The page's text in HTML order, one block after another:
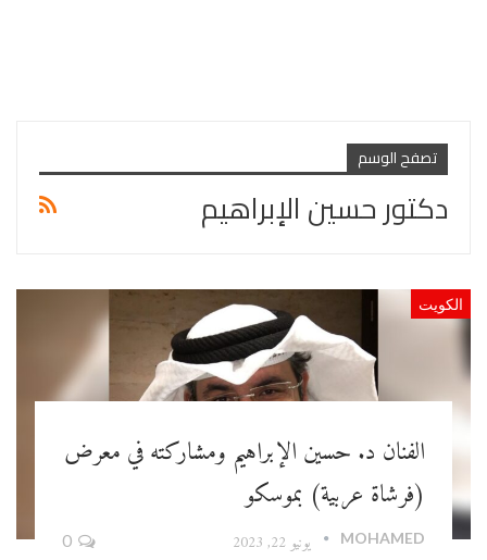
تصفح الوسم
دكتور حسين الإبراهيم
الكويت
الفنان د. حسين الإبراهيم ومشاركته في معرض
(فرشاة عربية) بموسكو
MOHAMED يونيو 22, 2023 0